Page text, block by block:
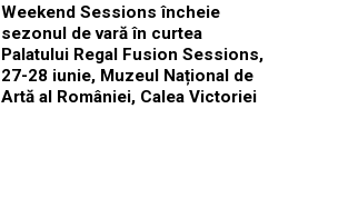
Weekend Sessions încheie
sezonul de vară în curtea
Palatului Regal Fusion Sessions,
27-28 iunie, Muzeul Național de
Artă al României, Calea Victoriei